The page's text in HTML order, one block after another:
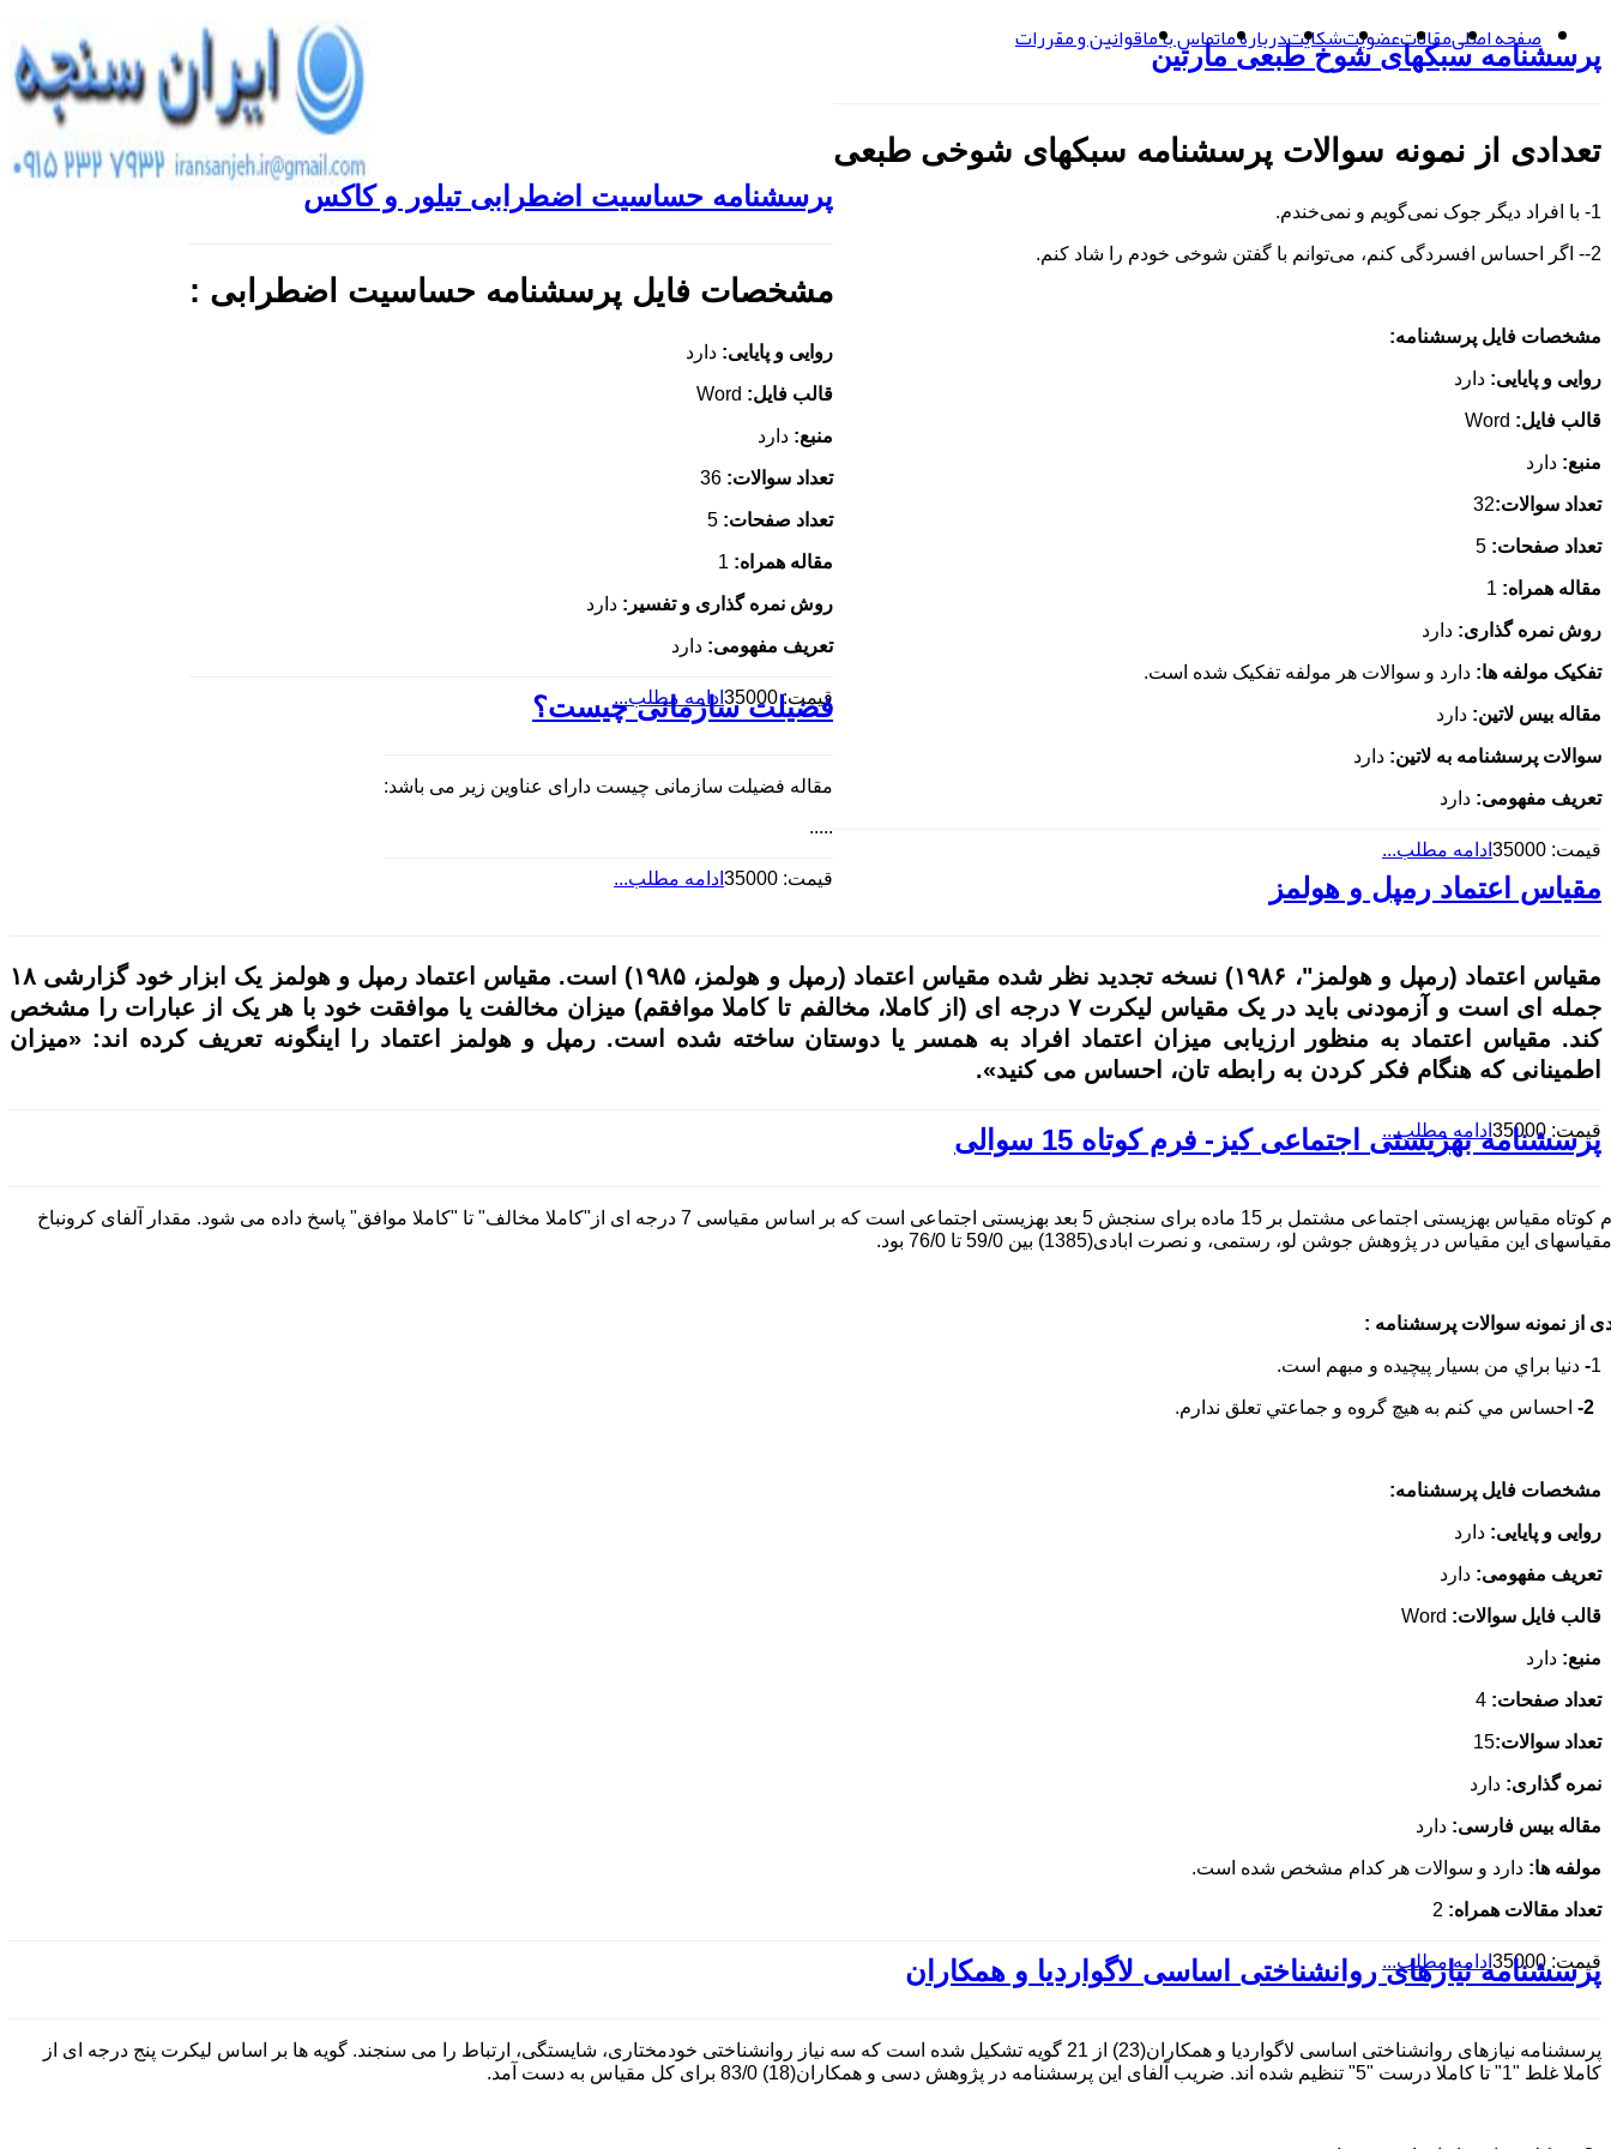
صفحه اصلیمقالاتعضویتشکایتدرباره ماتماس با ماقوانین و مقررات پرسشنامه سبک‏های شوخ‏ طبعی مارتين
تعدادی از نمونه سوالات پرسشنامه سبکهای شوخی طبعی
1- با افراد دیگر جوک نمی‌‌گویم و نمی‌‌خندم.
2-- اگر احساس افسردگی کنم، می‌‌توانم با گفتن شوخی خودم را شاد کنم.
مشخصات فایل پرسشنامه:
روایی و پایایی: دارد
قالب فایل: Word
منبع: دارد
تعداد سوالات:32
تعداد صفحات:
مقاله همراه:
روش نمره گذاری: دارد
تفکیک مولفه ها: دارد و سوالات هر مولفه تفکیک شده است.
مقاله بیس لاتین: دارد
سوالات پرسشنامه به لاتین: دارد
تعریف مفهومی: دارد
قیمت: 35000 ادامه مطلب...
پرسشنامه حساسیت اضطرابی تیلور و کاکس
مشخصات فایل پرسشنامه حساسیت اضطرابی :
روایی و پایایی: دارد
قالب فایل: Word
منبع: دارد
تعداد سوالات:
تعداد صفحات:
مقاله همراه:
روش نمره گذاری و تفسیر: دارد
تعریف مفهومی: دارد
قیمت: 35000 ادامه مطلب...
فضیلت سازمانی چیست؟
مقاله فضیلت سازمانی چیست دارای عناوین زیر می باشد:
.....
قیمت: 35000 ادامه مطلب... مقياس اعتماد رمپل و هولمز
مقیاس اعتماد (رمپل و هولمز"، ۱۹۸۶) نسخه تجدید نظر شده مقیاس اعتماد (رمپل و هولمز، ۱۹۸۵) است. مقیاس اعتماد رمپل و هولمز یک ابزار خود گزارشی ۱۸
جمله ای است و آزمودنی باید در یک مقیاس لیکرت ۷ درجه ای (از کاملا، مخالفم تا کاملا موافقم) میزان مخالفت یا موافقت خود با هر یک از عبارات را مشخص
کند. مقیاس اعتماد به منظور ارزیابی میزان اعتماد افراد به همسر یا دوستان ساخته شده است. رمپل و هولمز اعتماد را اینگونه تعریف کرده اند: «میزان
اطمینانی که هنگام فکر کردن به رابطه تان، احساس می کنید».
قیمت: 35000 ادامه مطلب...
پرسشنامه بهزیستی اجتماعی کیز- فرم کوتاه 15 سوالی
. فرم کوتاه مقیاس بهزیستی اجتماعی مشتمل بر 15 ماده برای سنجش 5 بعد بهزیستی اجتماعی است که بر اساس مقیاسی 7 درجه ای از"کاملا مخالف" تا "کاملا موافق" پاسخ داده می شود. مقدار آلفای کرونباخ
این مقیاس در پژوهش جوشن لو، رستمی، و نصرت ابادی(1385) بین 59/0 تا 76/0 بود.
از نمونه سوالات پرسشنامه :
1
- دنيا براي من بسيار پيچيده و مبهم است.
2- احساس مي كنم به هيچ گروه و جماعتي تعلق ندارم.
مشخصات فایل پرسشنامه:
روایی و پایایی: دارد
تعریف مفهومی: دارد
قالب فایل سوالات: Word
منبع: دارد
تعداد صفحات:
تعداد سوالات:15
نمره گذاری: دارد
مقاله بیس فارسی: دارد
مولفه ها: دارد و سوالات هر کدام مشخص شده است.
تعداد مقالات همراه: 2
قیمت: 35000 ادامه مطلب...
پرسشنامه نیازهای روانشناختی اساسی لاگواردیا و همکاران
پرسشنامه نیازهای روانشناختی اساسی لاگواردیا و همکاران(23) از 21 گویه تشکیل شده است که سه نیاز روانشناختی خودمختاری، شایستگی، ارتباط را می سنجند. گویه ها بر اساس لیکرت پنج درجه ای از
کاملا غلط "1" تا کاملا درست "5" تنظیم شده اند. ضریب آلفای این پرسشنامه در پژوهش دسی و همکاران(18) 83/0 برای کل مقیاس به دست آمد.